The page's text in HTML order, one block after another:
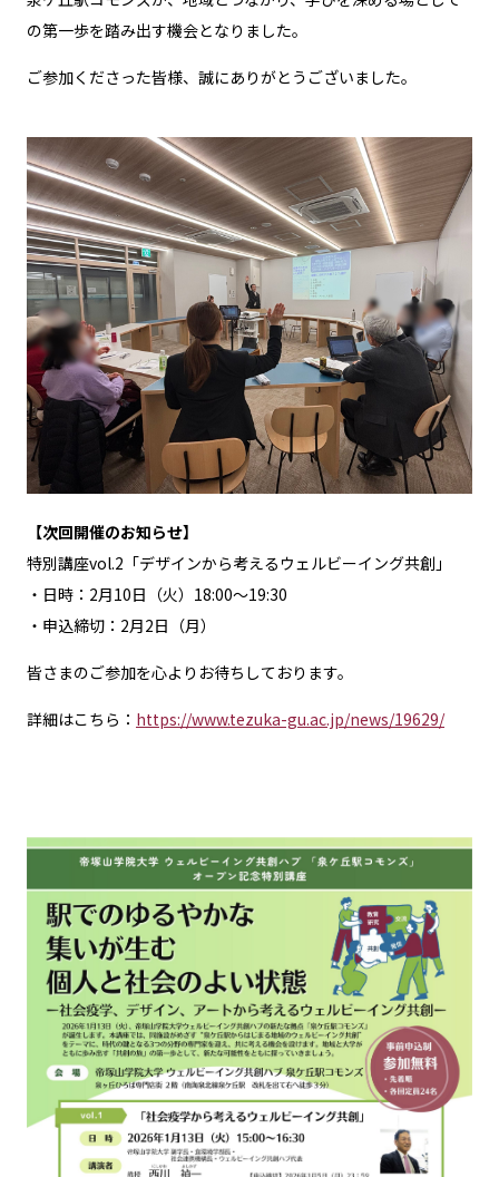
の第一歩を踏み出す機会となりました。
ご参加くださった皆様、誠にありがとうございました。
【次回開催のお知らせ】
特別講座vol.2「デザインから考えるウェルビーイング共創」
・日時：2月10日（火）18:00～19:30
・申込締切：2月2日（月）
皆さまのご参加を心よりお待ちしております。
詳細はこちら： https://www.tezuka-gu.ac.jp/news/19629/